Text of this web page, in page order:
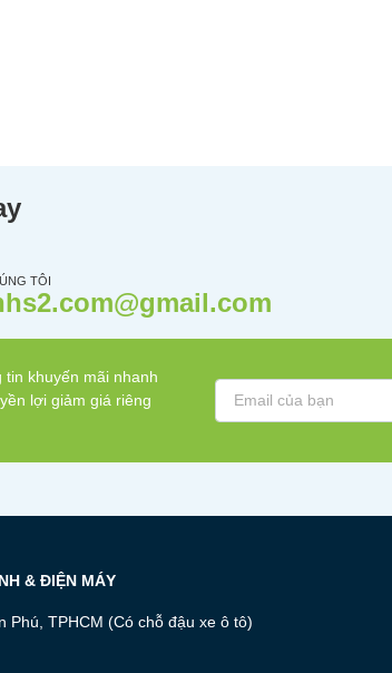
TÔI
tin khuyến mãi nhanh
lợi giảm giá riêng
& ĐIỆN MÁY
Phú, TPHCM (Có chỗ đậu xe ô tô)